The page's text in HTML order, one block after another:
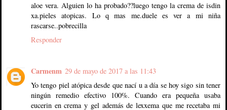
aloe vera. Alguien lo ha probado??luego tengo la crema de isdin
xa.pieles atopicas. Lo q mas me.duele es ver a mi niña
rascarse..pobrecilla
Responder
Carmenm 29 de mayo de 2017 a las 11:43
Yo tengo piel atópica desde que nací u a día se hoy sigo sin tener
ningún remedio efectivo 100%. Cuando era pequeña usaba
eucerin en crema y gel además de lexxema que me recetaba mi